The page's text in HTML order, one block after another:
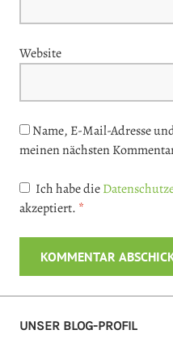
Website
Name, E-Mail-Adresse
meinen nächsten
Ich habe die
akzeptiert. *
UNSER BLOG-PROFIL